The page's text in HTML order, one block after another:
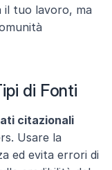
tuo lavoro, ma
di Fonti
citazionali
Usare la
ed evita errori di